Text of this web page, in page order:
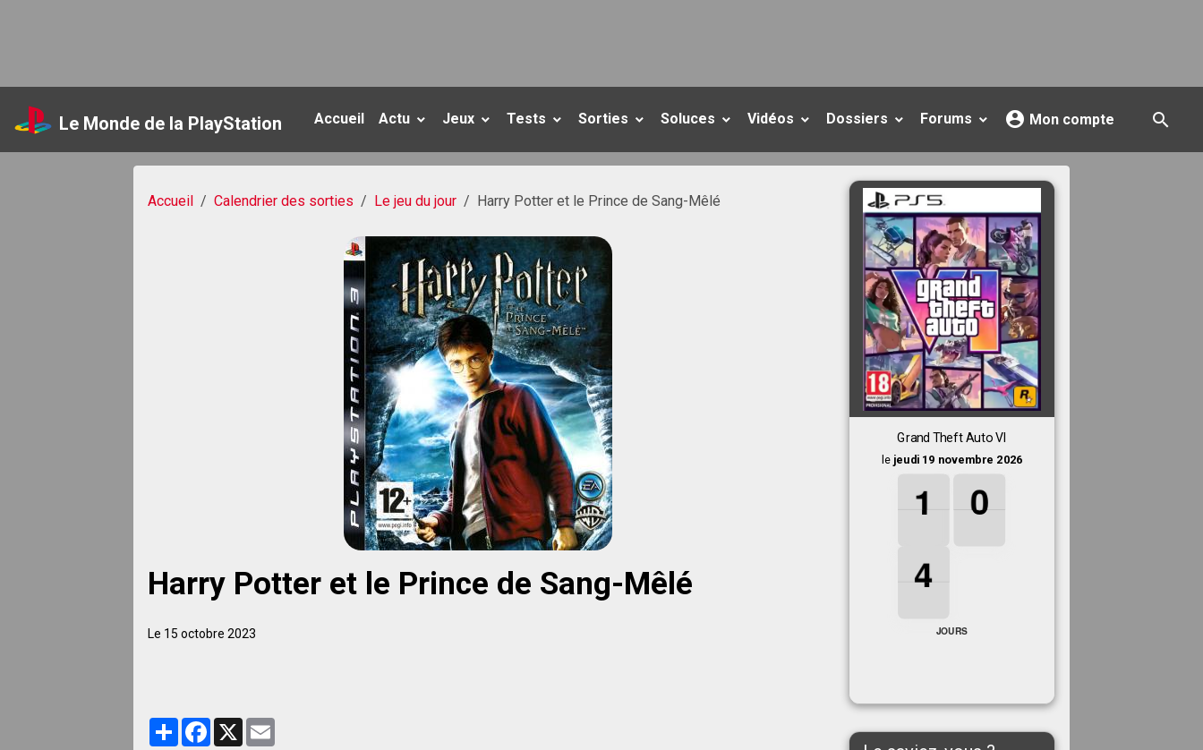
Le Monde de la PlayStation Accueil Actu Jeux Tests Sorties Soluces Vidéos Dossiers Forums Mon compte
Accueil Calendrier des sorties Le jeu du jour Harry Potter et le Prince de Sang-Mêlé
Harry Potter et le Prince de Sang-Mêlé
Le 15 octobre 2023
PartagerFacebook
X
Grand Theft Auto VI
le jeudi 19 novembre 2026
1
1
1
1 0
0
0
0
4
4
4
4
JOURS